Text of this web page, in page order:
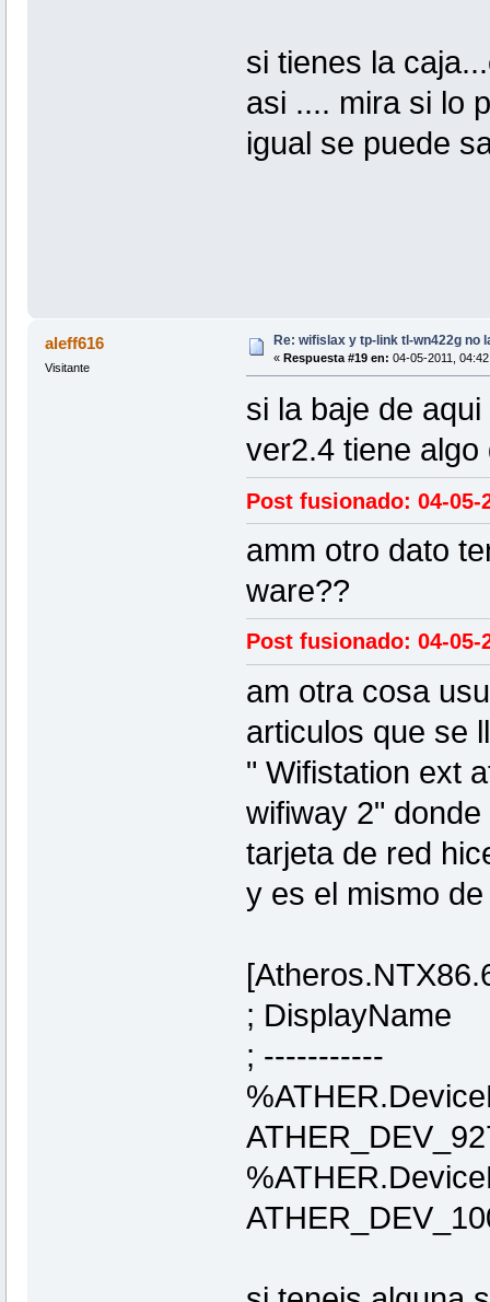
si tienes la
asi .... mira si lo
igual se puede
aleff616
Visitante
Re: wifislax y tp-link tl-wn422g no
« Respuesta #19 en: 04-05-2011,
si la baje de
ver2.4 tiene algo
Post fusionado: 04-05-
amm otro dato
ware??
Post fusionado: 04-05-
am otra cosa
articulos que se
" Wifistation ext
wifiway 2"
tarjeta de red
y es el mismo
;
;